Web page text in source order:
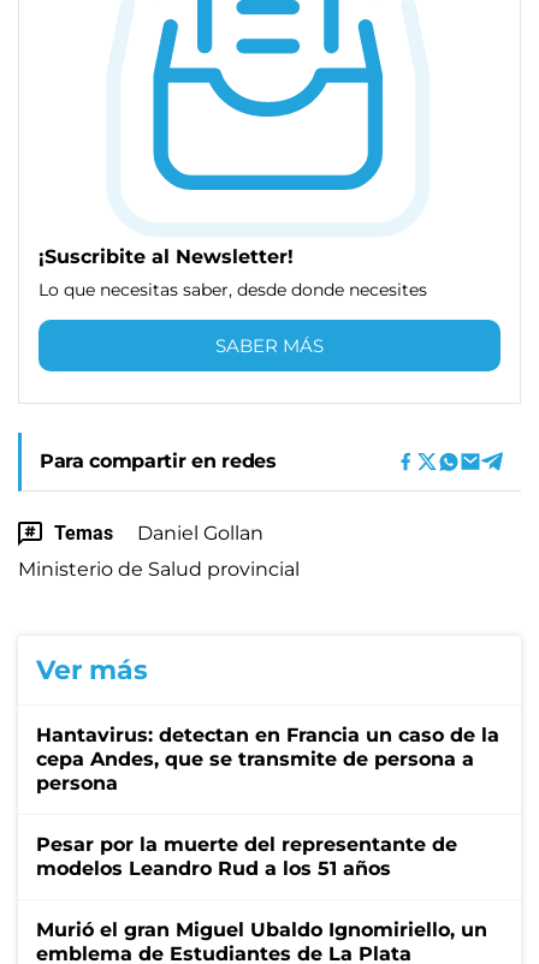
¡Suscribite al Newsletter!
Lo que necesitas saber, desde donde necesites
SABER MÁS
Para compartir en redes
Temas
Daniel Gollan
Ministerio de Salud provincial
Ver más
Hantavirus: detectan en Francia un caso de la
cepa Andes, que se transmite de persona a
persona
Pesar por la muerte del representante de
modelos Leandro Rud a los 51 años
Murió el gran Miguel Ubaldo Ignomiriello, un
emblema de Estudiantes de La Plata